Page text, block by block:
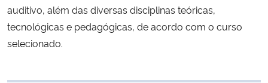
auditivo, além das diversas disciplinas teóricas,
tecnológicas e pedagógicas, de acordo com o curso
selecionado.